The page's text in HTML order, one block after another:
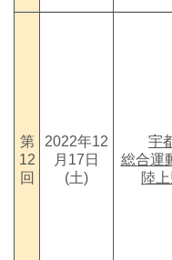
第
12
回
2022年12
月17日
(土)
宇
総合運
陸